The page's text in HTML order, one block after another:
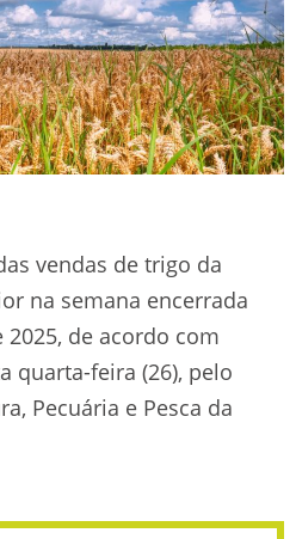
vendas de trigo da
na semana encerrada
de acordo com
quarta-feira (26), pelo
Pecuária e Pesca da